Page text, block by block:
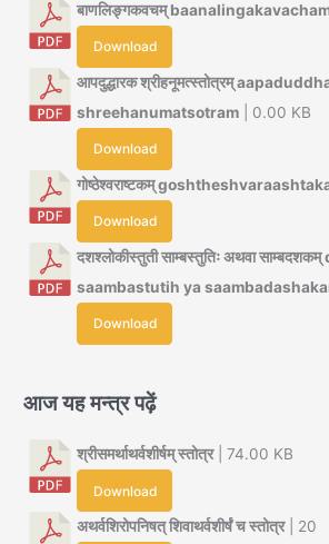
बाणलिङ्गकवचम्
Download
आपदुद्धारक श्रीहनूमत्स्तोत्रम्
shreehanumatsotram | 0.00 KB
Download
गोष्ठेश्वराष्टकम्
Download
दशश्लोकीस्तुती साम्बस्तुतिः अथवा
saambastutih ya
Download
आज यह मन्त्र पढ़ें
श्रीसमर्थाथर्वशीर्षम् स्तोत्र| 74.00 KB
Download
अथर्वशिरोपनिषत् शिवाथर्वशीर्षं च स्तोत्र| 20